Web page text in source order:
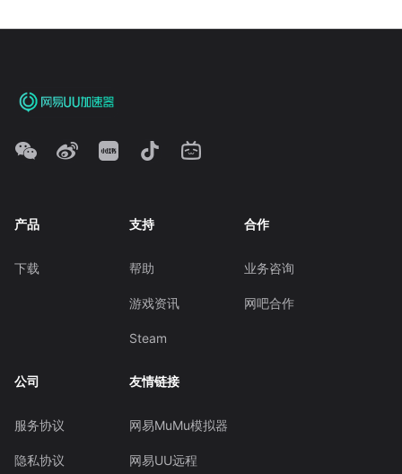
产品
下载
支持
帮助
游戏资讯
Steam
合作
业务咨询
网吧合作
公司
服务协议
隐私协议
友情链接
网易MuMu模拟器
网易UU远程